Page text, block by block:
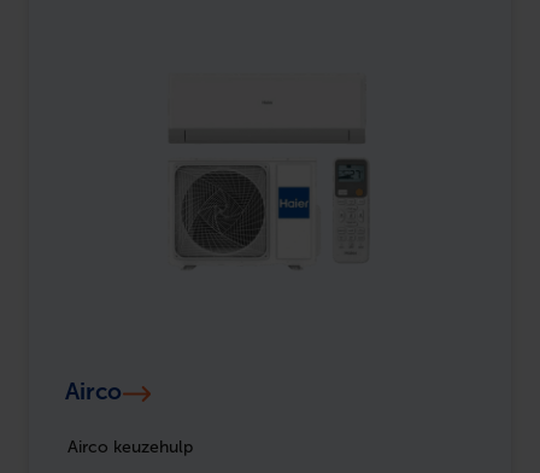
Airco
Airco keuzehulp